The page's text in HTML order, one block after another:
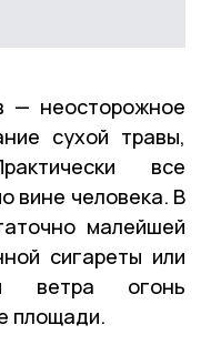
— неосторожное
сухой травы,
все
вине человека. В
малейшей
сигареты или
ветра огонь
площади.